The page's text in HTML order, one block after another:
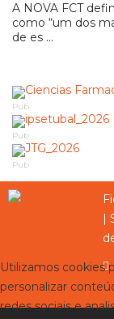
A NOVA FCT
como “um dos
de es ...
Pub
Pub
Pub
|
Utilizamos cookies
personalizar
redes sociais e